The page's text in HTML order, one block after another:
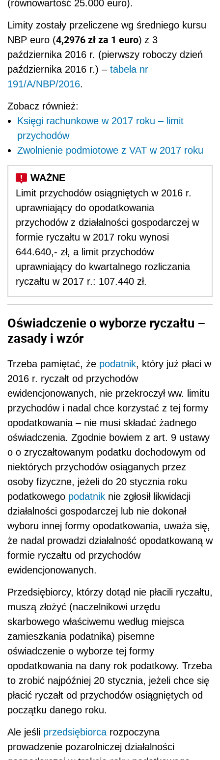
(równowartość 25.000 euro).
Limity zostały przeliczene wg średniego kursu
NBP euro (4,2976 zł za 1 euro) z 3
października 2016 r. (pierwszy roboczy dzień
października 2016 r.) – tabela nr
191/A/NBP/2016.
Zobacz również:
Księgi rachunkowe w 2017 roku – limit
przychodów
Zwolnienie podmiotowe z VAT w 2017 roku
Limit przychodów osiągniętych w 2016 r.
uprawniający do opodatkowania
przychodów z działalności gospodarczej w
formie ryczałtu w 2017 roku wynosi
644.640,- zł, a limit przychodów
uprawniający do kwartalnego rozliczania
ryczałtu w 2017 r.: 107.440 zł.
Oświadczenie o wyborze ryczałtu –
zasady i wzór
Trzeba pamiętać, że podatnik, który już płaci w
2016 r. ryczałt od przychodów
ewidencjonowanych, nie przekroczył ww. limitu
przychodów i nadal chce korzystać z tej formy
opodatkowania – nie musi składać żadnego
oświadczenia. Zgodnie bowiem z art. 9 ustawy
o o zryczałtowanym podatku dochodowym od
niektórych przychodów osiąganych przez
osoby fizyczne, jeżeli do 20 stycznia roku
podatkowego podatnik nie zgłosił likwidacji
działalności gospodarczej lub nie dokonał
wyboru innej formy opodatkowania, uważa się,
że nadal prowadzi działalność opodatkowaną w
formie ryczałtu od przychodów
ewidencjonowanych.
Przedsiębiorcy, którzy dotąd nie płacili ryczałtu,
muszą złożyć (naczelnikowi urzędu
skarbowego właściwemu według miejsca
zamieszkania podatnika) pisemne
oświadczenie o wyborze tej formy
opodatkowania na dany rok podatkowy. Trzeba
to zrobić najpóźniej 20 stycznia, jeżeli chce się
płacić ryczałt od przychodów osiągniętych od
początku danego roku.
Ale jeśli przedsiębiorca rozpoczyna
prowadzenie pozarolniczej działalności